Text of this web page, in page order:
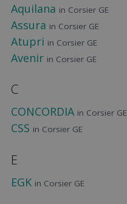
Aquilana in Corsier GE
Assura in Corsier GE
Atupri in Corsier GE
Avenir in Corsier GE
C
CONCORDIA in Corsier GE
CSS in Corsier GE
E
EGK in Corsier GE